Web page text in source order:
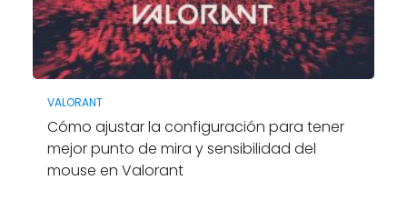
VALORANT
Cómo ajustar la configuración para tener
mejor punto de mira y sensibilidad del
mouse en Valorant